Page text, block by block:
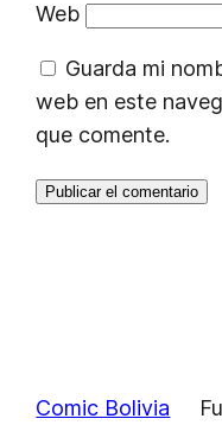
Web
Guarda mi
web en este
que comente.
Comic Bolivia